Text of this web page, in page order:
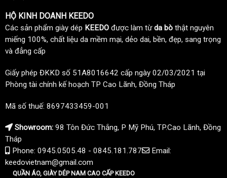
HỘ KINH DOANH KEEDO
Các sản phẩm giày dép KEEDO được làm từda bò thật nguyên
miếng 100%, chất liệu da mềm mại, dẻo dai, bền, đẹp, sang trọng
và đẳng cấp
Giấy phép ĐKKD số 51A8016642 cấp ngày 02/03/2021 tại
Phòng tài chính kế hoạch TP Cao Lãnh, Đồng Tháp
Mã số thuế: 8697433459-001
Showroom: 98 Tôn Đức Thắng, P Mỹ Phú, TP.Cao Lãnh, Đồng
Tháp
Phone: 0945.0505.48 - 0845.181.787
Email:
keedovietnam@gmail.com
QUẦN ÁO, GIÀY DÉP NAM CAO CẤP KEEDO